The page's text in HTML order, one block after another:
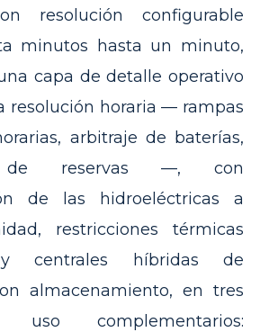
resolución configurable
minutos hasta un minuto,
capa de detalle operativo
resolución horaria — rampas
arbitraje de baterías,
de reservas —, con
de las hidroeléctricas a
restricciones térmicas
centrales híbridas de
almacenamiento, en tres
complementarios: